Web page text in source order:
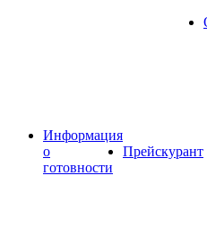
Информация
о
готовности
Прейскурант